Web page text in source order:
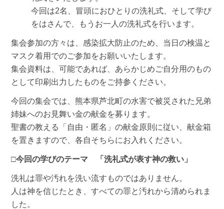
今回は2名、冒頭におひとりの洗礼式、そして学び
をはさんで、もうお一人の洗礼式を行います。
集会参加の方々は、感染拡大防止のため、当日の検温と
マスク着用でのご参加をお願いいたします。
集会資料は、可能であれば、あらかじめご自分用のもの
として印刷出力したものをご持参ください。
今回の集会では、熊本県芦北町の水害で被災された兄弟
姉妹へのお見舞い金の献金を募ります。
聖書の教える「自由・匿名」の献金原則に従い、献金箱
を置きますので、各自そちらにお入れください。
□今回の学びのテーマ 「洗礼式が表す神の救い」
洗礼は罪や汚れを洗い流すものではありません。
人は神を信じたとき、すべての罪と汚れから清められま
した。